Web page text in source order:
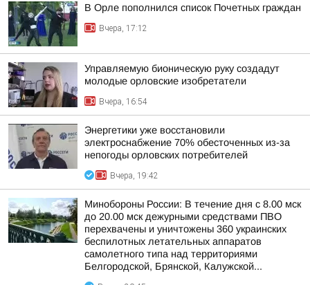
В Орле пополнился список Почетных граждан
Вчера, 17:12
Управляемую бионическую руку создадут
молодые орловские изобретатели
Вчера, 16:54
Энергетики уже восстановили
электроснабжение 70% обесточенных из-за
непогоды орловских потребителей
Вчера, 19:42
Минобороны России: В течение дня с 8.00 мск
до 20.00 мск дежурными средствами ПВО
перехвачены и уничтожены 360 украинских
беспилотных летательных аппаратов
самолетного типа над территориями
Белгородской, Брянской, Калужской...